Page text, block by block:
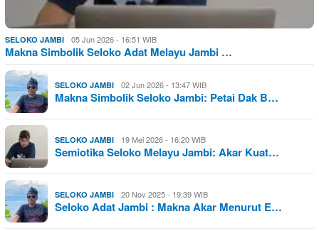
SELOKO JAMBI 05 Jun 2026 - 16:51 WIB
Makna Simbolik Seloko Adat Melayu Jambi …
SELOKO JAMBI 02 Jun 2026 - 13:47 WIB
Makna Simbolik Seloko Jambi: Petai Dak B…
SELOKO JAMBI 19 Mei 2026 - 16:20 WIB
Semiotika Seloko Melayu Jambi: Akar Kuat…
SELOKO JAMBI 20 Nov 2025 - 19:39 WIB
Seloko Adat Jambi : Makna Akar Menurut E…